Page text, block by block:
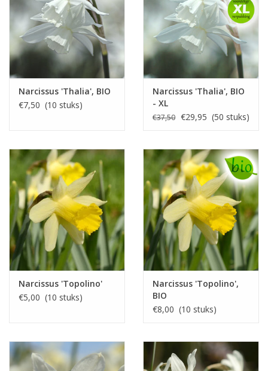
Narcissus 'Thalia', BIO
€7,50 (10 stuks)
Narcissus 'Thalia', BIO
- XL
voordeelverpakking
€37,50 €29,95 (50 stuks)
Narcissus 'Topolino'
€5,00 (10 stuks)
Narcissus 'Topolino',
BIO
€8,00 (10 stuks)